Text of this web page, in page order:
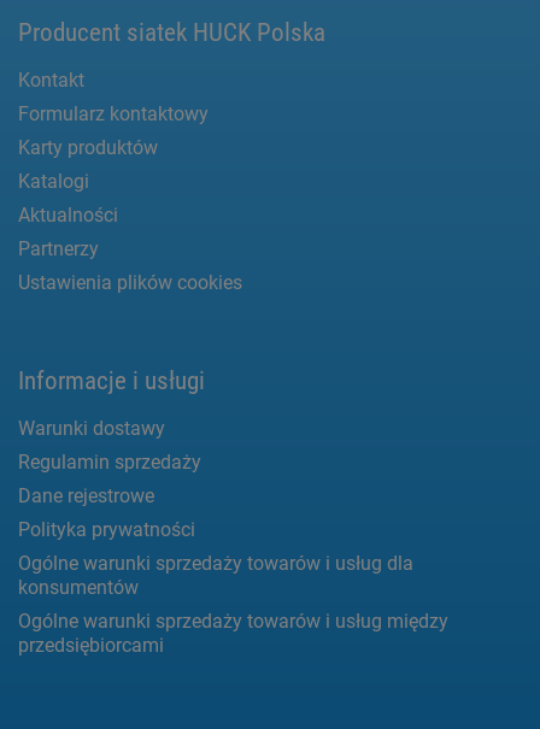
Producent siatek HUCK Polska
Kontakt
Formularz kontaktowy
Karty produktów
Katalogi
Aktualności
Partnerzy
Ustawienia plików cookies
Informacje i usługi
Warunki dostawy
Regulamin sprzedaży
Dane rejestrowe
Polityka prywatności
Ogólne warunki sprzedaży towarów i usług dla
konsumentów
Ogólne warunki sprzedaży towarów i usług między
przedsiębiorcami